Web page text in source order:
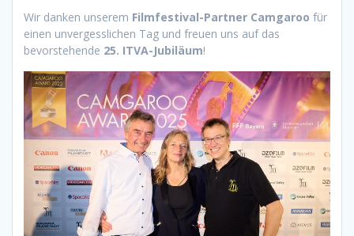
Wir danken unserem Filmfestival-Partner Camgaroo für
einen unvergesslichen Tag und freuen uns auf das
bevorstehende 25. ITVA-Jubiläum!